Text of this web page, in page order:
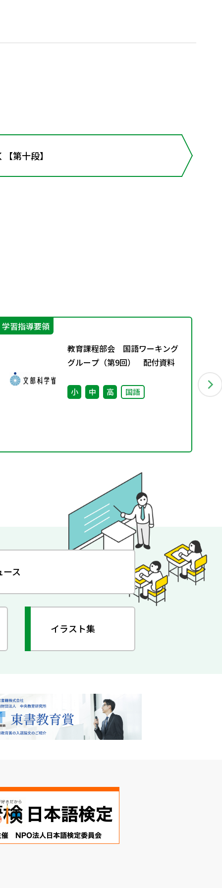
第十段】
学習指導要領
教育課程部会 国語ワーキング
グループ（第9回） 配付資料
小 中 高 国語
ース
イラスト集